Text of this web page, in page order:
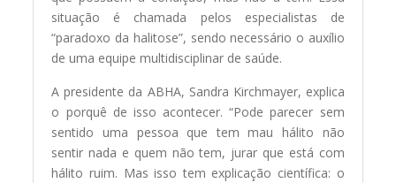
situação é chamada pelos especialistas de
“paradoxo da halitose”, sendo necessário o auxílio
de uma equipe multidisciplinar de saúde.
A presidente da ABHA, Sandra Kirchmayer, explica
o porquê de isso acontecer. “Pode parecer sem
sentido uma pessoa que tem mau hálito não
sentir nada e quem não tem, jurar que está com
hálito ruim. Mas isso tem explicação científica: o